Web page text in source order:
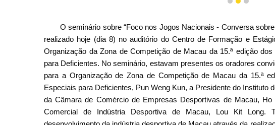
1 2 3
O seminário sobre “Foco nos Jogos Nacionais - Conversa
realizado hoje (dia 8) no auditório do Centro de Formação e
Organização da Zona de Competição de Macau da 15.ª edição
para Deficientes. No seminário, estavam presentes os oradores
para a Organização de Zona de Competição de Macau da 15.ª
Especiais para Deficientes, Pun Weng Kun, a Presidente do Instituto
da Câmara de Comércio de Empresas Desportivas de Macau,
Comercial de Indústria Desportiva de Macau, Lou Kit Long.